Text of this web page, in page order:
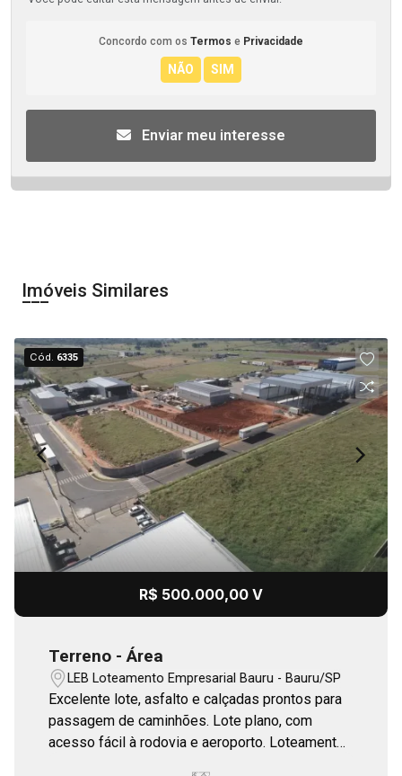
Concordo com os Termos e Privacidade
Enviar meu interesse
Imóveis Similares
Cód. 6335
R$ 500.000,00 V
Terreno - Área
LEB Loteamento Empresarial Bauru - Bauru/SP
Excelente lote, asfalto e calçadas prontos para
passagem de caminhões. Lote plano, com
acesso fácil à rodovia e aeroporto. Loteamento